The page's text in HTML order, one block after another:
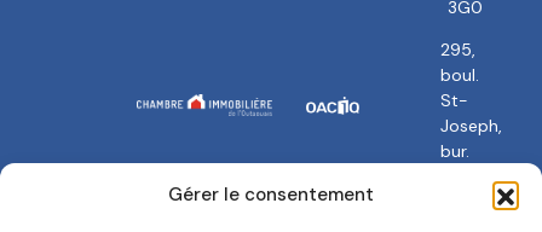
Gérer le consentement
3G0
295,
boul.
St-
Joseph,
bur.
Gatineau,